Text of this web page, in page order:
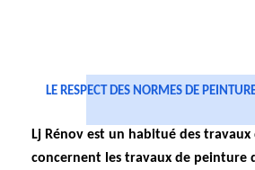
LE RESPECT DES NORMES DE
Lj Rénov est un habitué des travaux
concernent les travaux de peinture